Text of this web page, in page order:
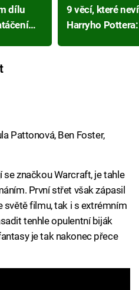
dílu
9 věcí, které
Harryho
Pattonová, Ben Foster,
se značkou Warcraft, je tahle
První střet však zápasil
světě filmu, tak i s extrémním
tenhle opulentní biják
je tak nakonec přece